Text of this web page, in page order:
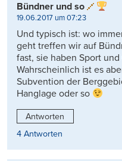
Bündner und so
19.06.2017 um 07:23
Und typisch ist: wo
geht treffen wir auf
fast, sie haben Sport
Wahrscheinlich ist es
Subvention der
Hanglage oder so
Antworten
4 Antworten